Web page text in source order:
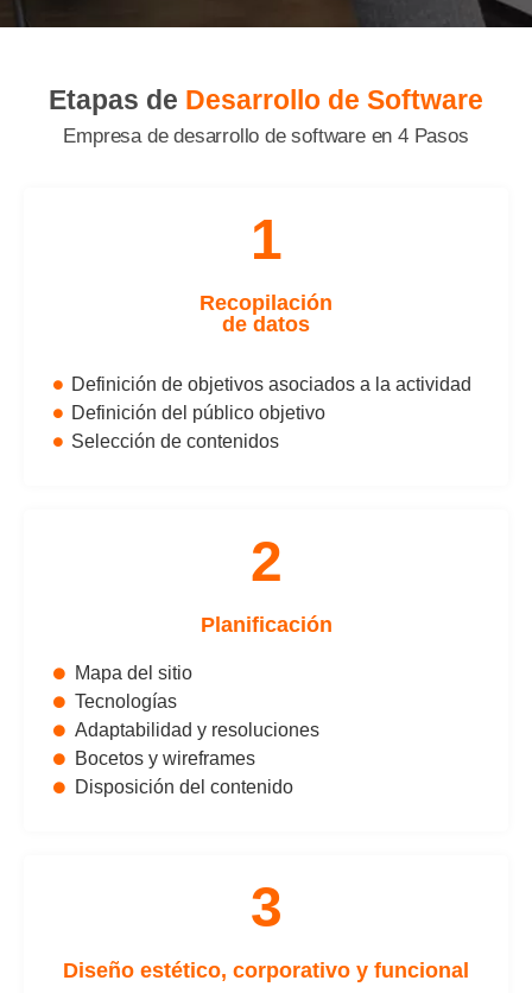
Etapas de Desarrollo de Software
Empresa de desarrollo de softwareen 4 Pasos
1
Recopilación
de datos
Definición de objetivos asociados a la actividad
Definición del público objetivo
Selección de contenidos
2
Planificación
Mapa del sitio
Tecnologías
Adaptabilidad y resoluciones
Bocetos y wireframes
Disposición del contenido
3
Diseño estético, corporativo y funcional